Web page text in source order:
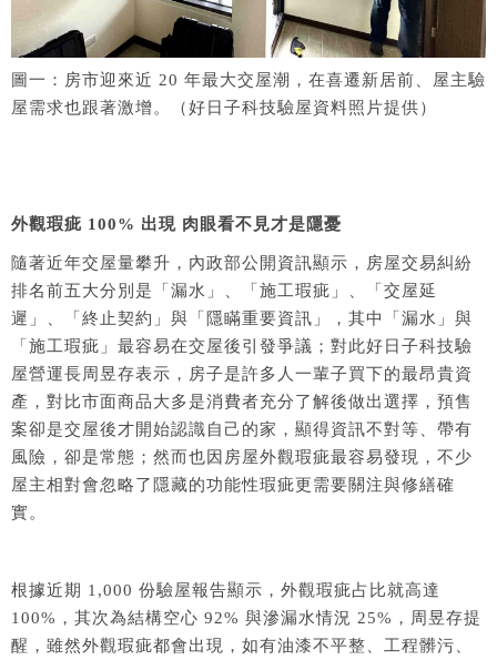
圖一：房市迎來近 20 年最大交屋潮，在喜遷新居前、屋主驗
屋需求也跟著激增。（好日子科技驗屋資料照片提供）
外觀瑕疵 100% 出現 肉眼看不見才是隱憂
隨著近年交屋量攀升，內政部公開資訊顯示，房屋交易糾紛
排名前五大分別是「漏水」、「施工瑕疵」、「交屋延
遲」、「終止契約」與「隱瞞重要資訊」，其中「漏水」與
「施工瑕疵」最容易在交屋後引發爭議；對此好日子科技驗
屋營運長周昱存表示，房子是許多人一輩子買下的最昂貴資
產，對比市面商品大多是消費者充分了解後做出選擇，預售
案卻是交屋後才開始認識自己的家，顯得資訊不對等、帶有
風險，卻是常態；然而也因房屋外觀瑕疵最容易發現，不少
屋主相對會忽略了隱藏的功能性瑕疵更需要關注與修繕確
實。
根據近期 1,000 份驗屋報告顯示，外觀瑕疵占比就高達
100%，其次為結構空心 92% 與滲漏水情況 25%，周昱存提
醒，雖然外觀瑕疵都會出現，如有油漆不平整、工程髒污、